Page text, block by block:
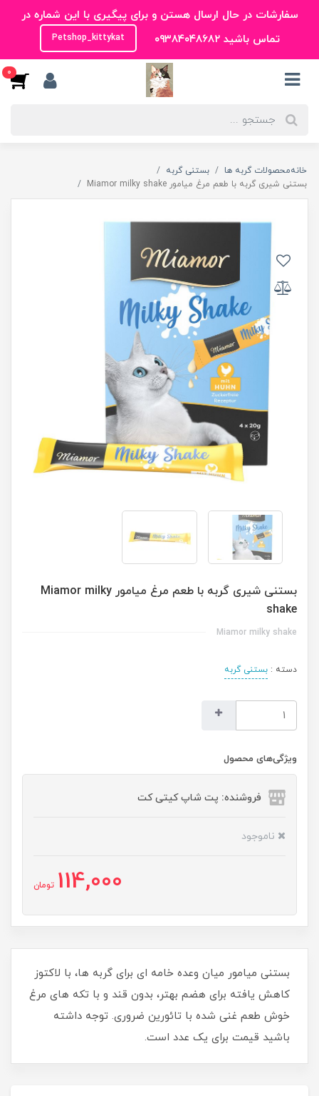
سفارشات در حال ارسال هستن و برای پیگیری با این شماره در
تماس باشید ۰۹۳۸۴۰۴۸۶۸۲
Petshop_kittykat
0
خانهمحصولات گربه ها
بستنی گربه
بستنی شیری گربه با طعم مرغ میامور Miamor milky shake
بستنی شیری گربه با طعم مرغ میامور Miamor milky
shake
Miamor milky shake
دسته : بستنی گربه
ویژگی‌های محصول
فروشنده: پت شاپ کیتی کت
ناموجود
114,000 تومان
بستنی میامور میان وعده خامه ای برای گربه ها، با لاکتوز
کاهش یافته برای هضم بهتر، بدون قند و با تکه های مرغ
خوش طعم غنی شده با تائورین ضروری. توجه داشته
باشید قیمت برای یک عدد است.